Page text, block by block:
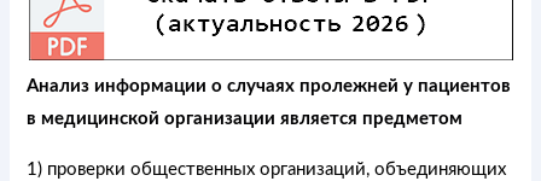
Анализ информации о случаях пролежней у пациентов
в медицинской организации является предметом
1) проверки общественных организаций, объединяющих